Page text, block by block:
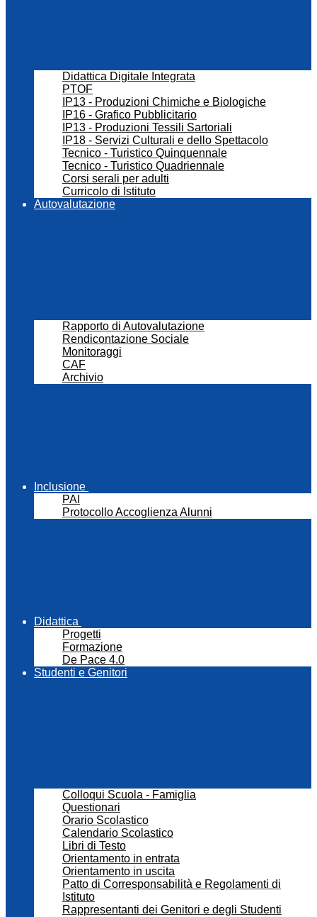
Didattica Digitale Integrata
PTOF
IP13 - Produzioni Chimiche e Biologiche
IP16 - Grafico Pubblicitario
IP13 - Produzioni Tessili Sartoriali
IP18 - Servizi Culturali e dello Spettacolo
Tecnico - Turistico Quinquennale
Tecnico - Turistico Quadriennale
Corsi serali per adulti
Curricolo di Istituto
Autovalutazione
Rapporto di Autovalutazione
Rendicontazione Sociale
Monitoraggi
CAF
Archivio
Inclusione
PAI
Protocollo Accoglienza Alunni
Didattica
Progetti
Formazione
De Pace 4.0
Studenti e Genitori
Colloqui Scuola - Famiglia
Questionari
Orario Scolastico
Calendario Scolastico
Libri di Testo
Orientamento in entrata
Orientamento in uscita
Patto di Corresponsabilità e Regolamenti di
Istituto
Rappresentanti dei Genitori e degli Studenti